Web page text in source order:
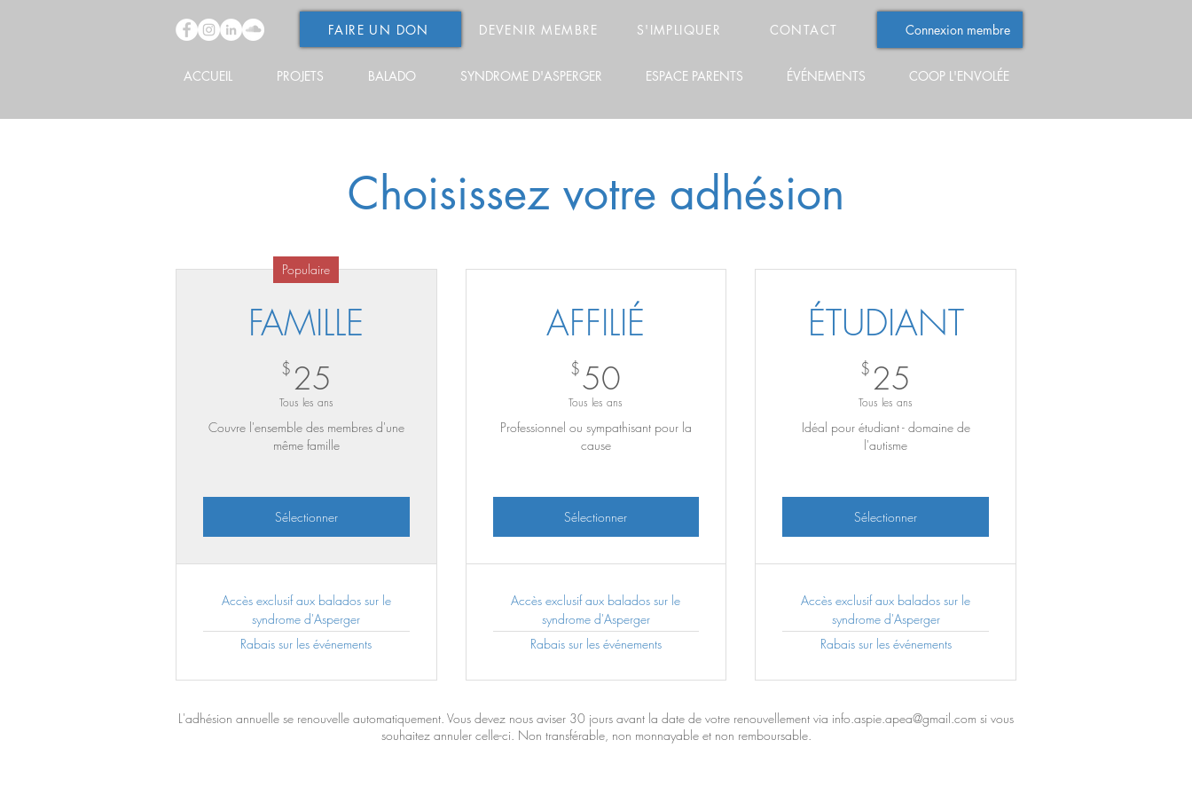
Choisissez votre adhésion
Populaire
FAMILLE
$ 25
Tous les ans
Couvre l'ensemble des membres d'une
même famille
Sélectionner
Accès exclusif aux balados sur le
syndrome d'Asperger
Rabais sur les événements
AFFILIÉ
$50
Tous les ans
Professionnel ou sympathisant pour la
cause
Sélectionner
Accès exclusif aux balados sur le
syndrome d'Asperger
Rabais sur les événements
ÉTUDIANT
$ 25
Tous les ans
Idéal pour étudiant - domaine de
l'autisme
Sélectionner
Accès exclusif aux balados sur le
syndrome d'Asperger
Rabais sur les événements
L'adhésion annuelle se renouvelle automatiquement. Vous devez nous aviser 30 jours avant la date de votre renouvellement via info.aspie.apea@gmail.com si vous
souhaitez annuler celle-ci. Non transférable, non monnayable et non remboursable.
FAIRE UN DON DEVENIR MEMBRE S'IMPLIQUER CONTACT Connexion membre
ACCUEIL PROJETS BALADO SYNDROME D'ASPERGER ESPACE PARENTS ÉVÉNEMENTS COOP L'ENVOLÉE